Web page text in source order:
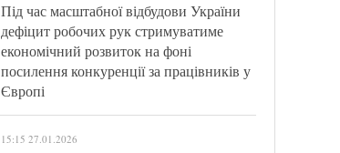
Під час масштабної відбудови України
дефіцит робочих рук стримуватиме
економічний розвиток на фоні
посилення конкуренції за працівників у
Європі
15:15 27.01.2026